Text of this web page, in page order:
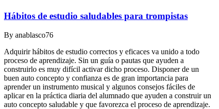
Hábitos de estudio saludables para trompistas
By anablasco76
Adquirir hábitos de estudio correctos y eficaces va unido a todo
proceso de aprendizaje. Sin un guía o pautas que ayuden a
construirlo es muy difícil activar dicho proceso. Disponer de un
buen auto concepto y confianza es de gran importancia para
aprender un instrumento musical y algunos consejos fáciles de
aplicar en la práctica diaria del alumnado que ayuden a construir un
auto concepto saludable y que favorezca el proceso de aprendizaje.